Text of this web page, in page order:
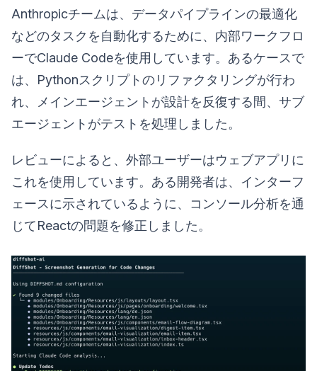
Anthropicチームは、データパイプラインの最適化
などのタスクを自動化するために、内部ワークフロ
ーでClaude Codeを使用しています。あるケースで
は、Pythonスクリプトのリファクタリングが行わ
れ、メインエージェントが設計を反復する間、サブ
エージェントがテストを処理しました。
レビューによると、外部ユーザーはウェブアプリに
これを使用しています。ある開発者は、インターフ
ェースに示されているように、コンソール分析を通
じてReactの問題を修正しました。